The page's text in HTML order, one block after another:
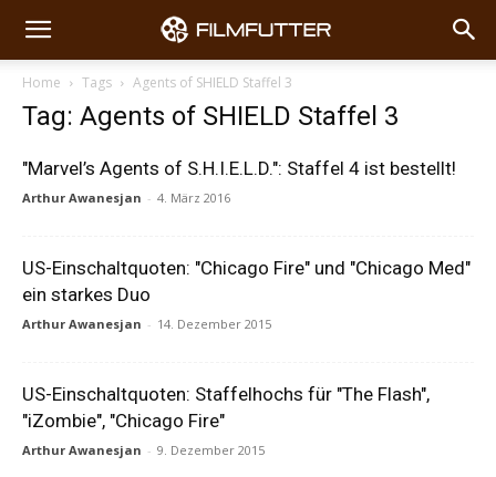
Home Tags Agents of SHIELD Staffel 3
Tag: Agents of SHIELD Staffel 3
"Marvel’s Agents of S.H.I.E.L.D.": Staffel 4 ist bestellt!
Arthur Awanesjan - 4. März 2016
US-Einschaltquoten: "Chicago Fire" und "Chicago Med"
ein starkes Duo
Arthur Awanesjan - 14. Dezember 2015
US-Einschaltquoten: Staffelhochs für "The Flash",
"iZombie", "Chicago Fire"
Arthur Awanesjan - 9. Dezember 2015